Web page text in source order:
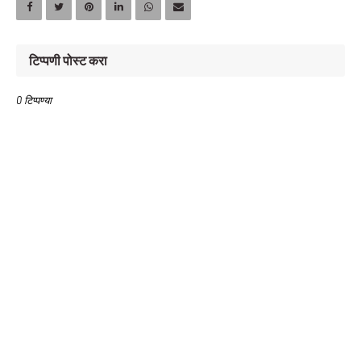
टिप्पणी पोस्ट करा
0 टिप्पण्या